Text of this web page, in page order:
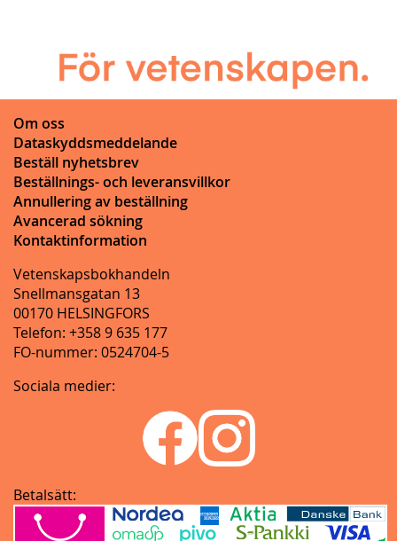
Om oss
Dataskyddsmeddelande
Beställ nyhetsbrev
Beställnings- och leveransvillkor
Annullering av beställning
Avancerad sökning
Kontaktinformation
Vetenskapsbokhandeln
Snellmansgatan 13
00170 HELSINGFORS
Telefon: +358 9 635 177
FO-nummer: 0524704-5
Sociala medier:
Betalsätt: